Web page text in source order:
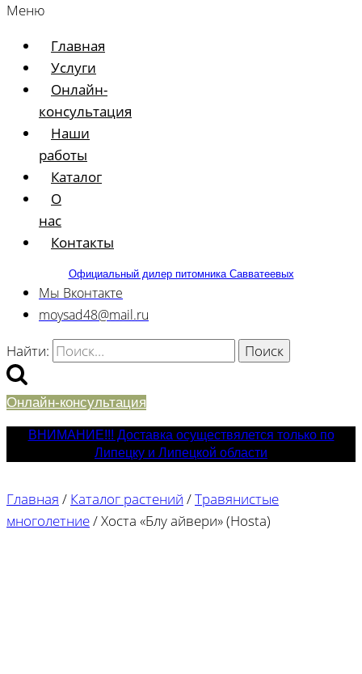
Меню
Главная
Услуги
Онлайн-
консультация
Наши
работы
Каталог
О
нас
Контакты
Официальный дилер питомника Савватеевых
Мы Вконтакте
moysad48@mail.ru
Найти:
Онлайн-консультация
ВНИМАНИЕ!!! Доставка осуществялется только по
Липецку и Липецкой области
Главная / Каталог растений /Травянистые
многолетние/Хоста «Блу айвери» (Hosta)